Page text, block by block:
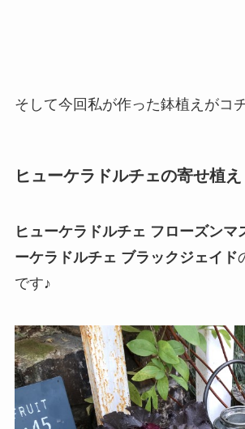
そして今回私が作った鉢植えがコ
ヒューケラドルチェの寄せ植え
ヒューケラドルチェ フローズンマ
ーケラドルチェ ブラックジェイド
です♪